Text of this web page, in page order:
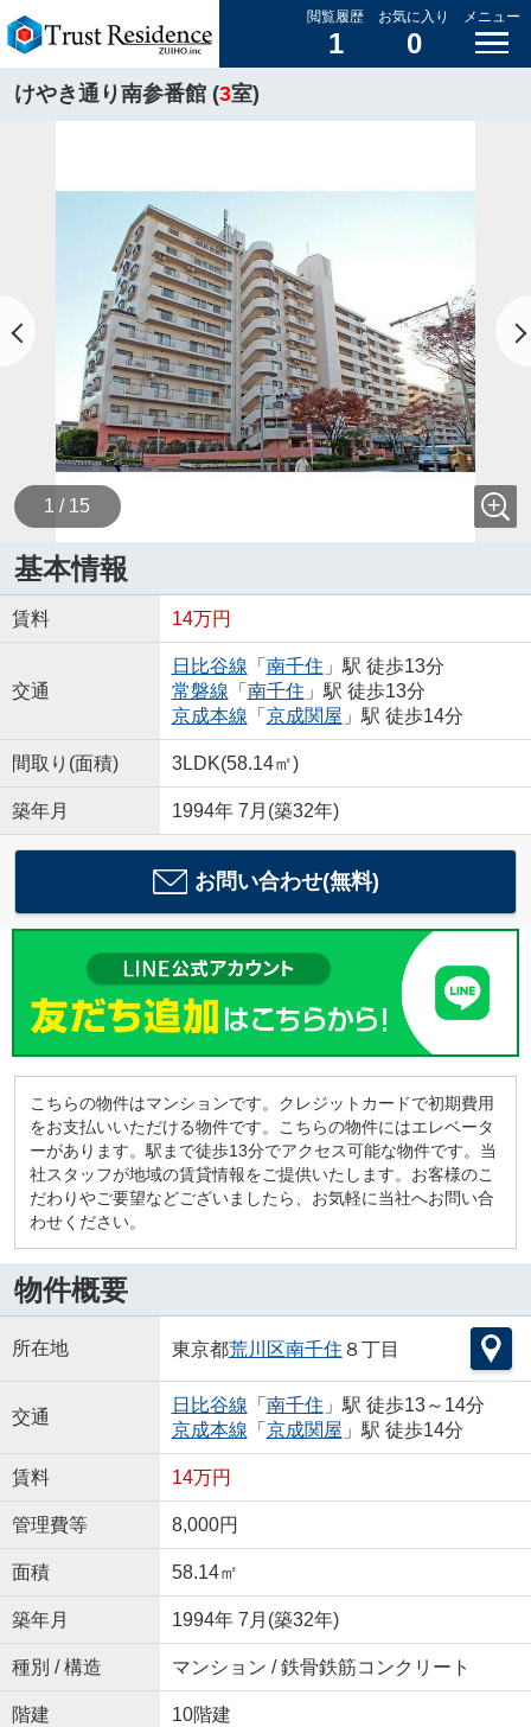
閲覧履歴
1
お気に入り
0
メニュー
けやき通り南参番館 (3室)
1 / 15
基本情報
賃料 14万円
交通
日比谷線 「 南千住 」駅 徒歩13分
常磐線 「 南千住 」駅 徒歩13分
京成本線 「 京成関屋 」駅 徒歩14分
間取り(面積) 3LDK(58.14㎡)
築年月 1994年 7月(築32年)
お問い合わせ(無料)
こちらの物件はマンションです。クレジットカードで初期費用
をお支払いいただける物件です。こちらの物件にはエレベータ
ーがあります。駅まで徒歩13分でアクセス可能な物件です。当
社スタッフが地域の賃貸情報をご提供いたします。お客様のこ
だわりやご要望などございましたら、お気軽に当社へお問い合
わせください。
物件概要
所在地 東京都荒川区南千住 ８丁目
交通
日比谷線 「 南千住 」駅 徒歩13～14分
京成本線 「 京成関屋 」駅 徒歩14分
賃料 14万円
管理費等 8,000円
面積 58.14㎡
築年月 1994年 7月(築32年)
種別 / 構造 マンション / 鉄骨鉄筋コンクリート
階建 10階建